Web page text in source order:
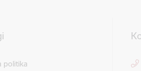
politika